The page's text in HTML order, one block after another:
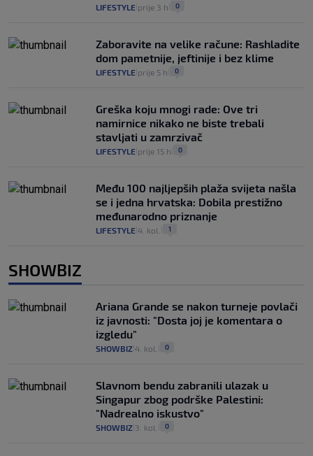
LIFESTYLE prije 3 h 0
Zaboravite na velike račune: Rashladite
dom pametnije, jeftinije i bez klime
LIFESTYLE prije 5 h 0
Greška koju mnogi rade: Ove tri
namirnice nikako ne biste trebali
stavljati u zamrzivač
LIFESTYLE prije 15 h 0
Među 100 najljepših plaža svijeta našla
se i jedna hrvatska: Dobila prestižno
međunarodno priznanje
LIFESTYLE 4. kol. 1
SHOWBIZ
Ariana Grande se nakon turneje povlači
iz javnosti: "Dosta joj je komentara o
izgledu"
SHOWBIZ 4. kol. 0
Slavnom bendu zabranili ulazak u
Singapur zbog podrške Palestini:
"Nadrealno iskustvo"
SHOWBIZ 3. kol. 0